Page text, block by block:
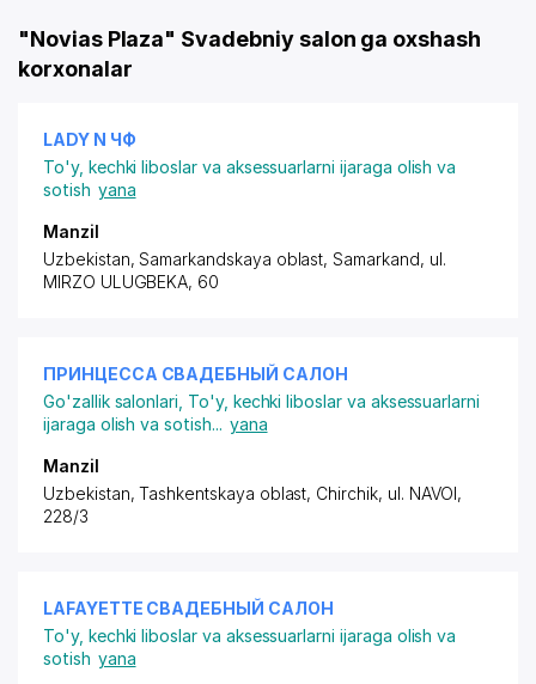
"Novias Plaza" Svadebniy salon ga oxshash
korxonalar
LADY N ЧФ
To'y, kechki liboslar va aksessuarlarni ijaraga olish va
sotish yana
Manzil
Uzbekistan, Samarkandskaya oblast, Samarkand, ul.
MIRZO ULUGBEKA, 60
ПРИНЦЕССА СВАДЕБНЫЙ САЛОН
Go'zallik salonlari To'y, kechki liboslar va aksessuarlarni
ijaraga olish va sotish... yana
Manzil
Uzbekistan, Tashkentskaya oblast, Chirchik, ul. NAVOI,
228/3
LAFAYETTE СВАДЕБНЫЙ САЛОН
To'y, kechki liboslar va aksessuarlarni ijaraga olish va
sotish yana